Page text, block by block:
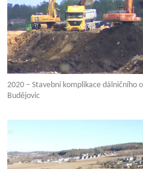
2020 – Stavební komplikace dálničního
Budějovic